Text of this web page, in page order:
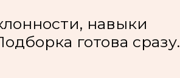
навыки
готова сразу.